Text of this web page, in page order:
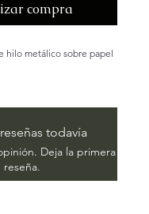
compra
hilo metálico sobre papel
todavía
Deja la primera
reseña.